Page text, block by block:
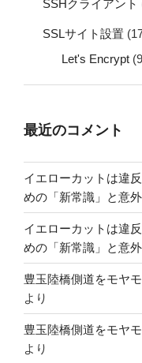
SSHクライアント
SSLサイト設置
Let's Encrypt
最近のコメント
イエローカットは違
めの「新常識」と意
イエローカットは違
めの「新常識」と意
豊玉陸橋側道をモヤ
より
豊玉陸橋側道をモヤ
より